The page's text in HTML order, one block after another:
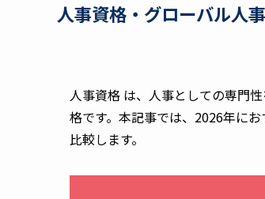
人事資格・グローバル人
人事資格 は、人事としての専門
格です。本記事では、2026年に
比較します。